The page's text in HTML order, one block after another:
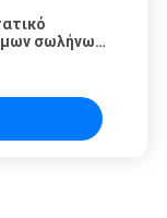
σωλήνων